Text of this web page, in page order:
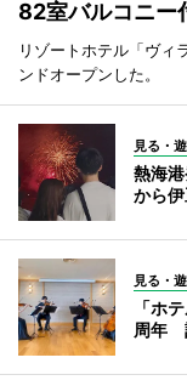
82室バルコニー
リゾートホテル「ヴィ
ンドオープンした。
見る・
熱海
から
見る・
「ホ
周年